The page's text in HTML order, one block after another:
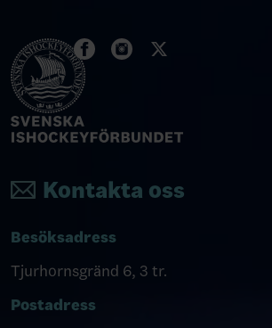
Kontakta oss
Besöksadress
Tjurhornsgränd 6, 3 tr.
Postadress